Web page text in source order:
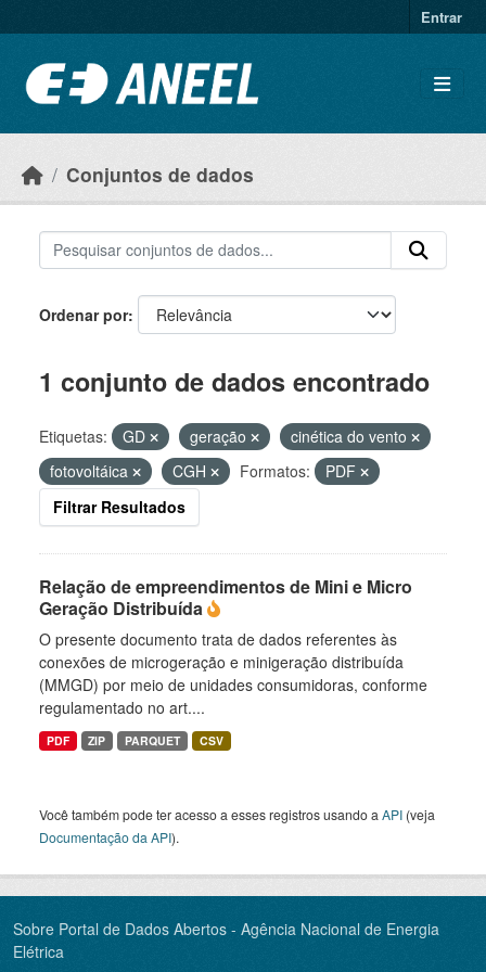
Entrar
Conjuntos de dados
Ordenar por
1 conjunto de dados encontrado
Etiquetas: GD geração
cinética do vento
fotovoltáica
CGH Formatos:
PDF
Filtrar Resultados
Relação de empreendimentos de Mini e Micro
Geração Distribuída
O presente documento trata de dados referentes às
conexões de microgeração e minigeração distribuída
(MMGD) por meio de unidades consumidoras, conforme
regulamentado no art....
PDF ZIP PARQUET CSV
Você também pode ter acesso a esses registros usando a API (veja
Documentação da API).
Sobre Portal de Dados Abertos - Agência Nacional de Energia
Elétrica